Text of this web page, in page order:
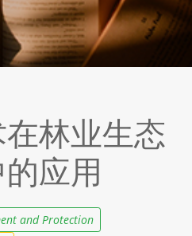
林业生态
应用
and Protection